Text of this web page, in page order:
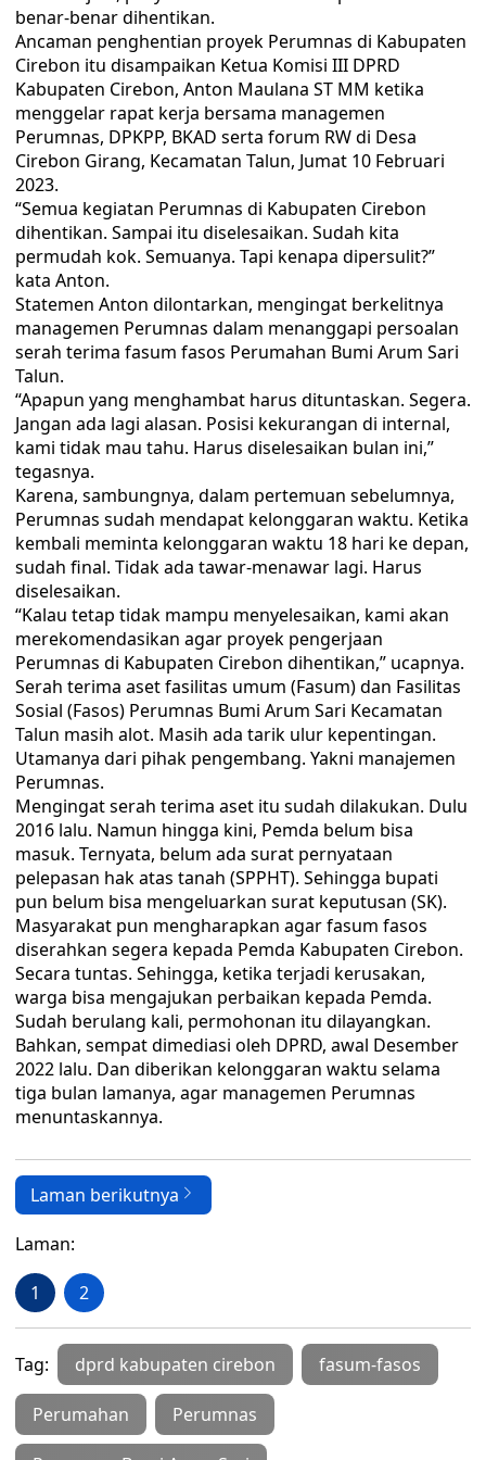
benar-benar dihentikan.
Ancaman penghentian proyek Perumnas di Kabupaten
Cirebon itu disampaikan Ketua Komisi III DPRD
Kabupaten Cirebon, Anton Maulana ST MM ketika
menggelar rapat kerja bersama managemen
Perumnas, DPKPP, BKAD serta forum RW di Desa
Cirebon Girang, Kecamatan Talun, Jumat 10 Februari
2023.
“Semua kegiatan Perumnas di Kabupaten Cirebon
dihentikan. Sampai itu diselesaikan. Sudah kita
permudah kok. Semuanya. Tapi kenapa dipersulit?”
kata Anton.
Statemen Anton dilontarkan, mengingat berkelitnya
managemen Perumnas dalam menanggapi persoalan
serah terima fasum fasos Perumahan Bumi Arum Sari
Talun.
“Apapun yang menghambat harus dituntaskan. Segera.
Jangan ada lagi alasan. Posisi kekurangan di internal,
kami tidak mau tahu. Harus diselesaikan bulan ini,”
tegasnya.
Karena, sambungnya, dalam pertemuan sebelumnya,
Perumnas sudah mendapat kelonggaran waktu. Ketika
kembali meminta kelonggaran waktu 18 hari ke depan,
sudah final. Tidak ada tawar-menawar lagi. Harus
diselesaikan.
“Kalau tetap tidak mampu menyelesaikan, kami akan
merekomendasikan agar proyek pengerjaan
Perumnas di Kabupaten Cirebon dihentikan,” ucapnya.
Serah terima aset fasilitas umum (Fasum) dan Fasilitas
Sosial (Fasos) Perumnas Bumi Arum Sari Kecamatan
Talun masih alot. Masih ada tarik ulur kepentingan.
Utamanya dari pihak pengembang. Yakni manajemen
Perumnas.
Mengingat serah terima aset itu sudah dilakukan. Dulu
2016 lalu. Namun hingga kini, Pemda belum bisa
masuk. Ternyata, belum ada surat pernyataan
pelepasan hak atas tanah (SPPHT). Sehingga bupati
pun belum bisa mengeluarkan surat keputusan (SK).
Masyarakat pun mengharapkan agar fasum fasos
diserahkan segera kepada Pemda Kabupaten Cirebon.
Secara tuntas. Sehingga, ketika terjadi kerusakan,
warga bisa mengajukan perbaikan kepada Pemda.
Sudah berulang kali, permohonan itu dilayangkan.
Bahkan, sempat dimediasi oleh DPRD, awal Desember
2022 lalu. Dan diberikan kelonggaran waktu selama
tiga bulan lamanya, agar managemen Perumnas
menuntaskannya.
Laman berikutnya
Laman:
1 2
Tag: dprd kabupaten cirebon fasum-fasos
Perumahan Perumnas